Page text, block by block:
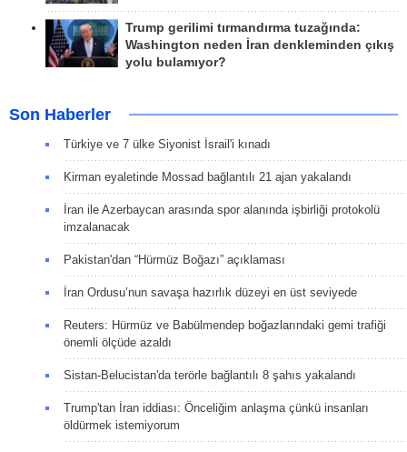
Trump gerilimi tırmandırma tuzağında:
Washington neden İran denkleminden çıkış
yolu bulamıyor?
Son Haberler
Türkiye ve 7 ülke Siyonist İsrail'i kınadı
Kirman eyaletinde Mossad bağlantılı 21 ajan yakalandı
İran ile Azerbaycan arasında spor alanında işbirliği protokolü
imzalanacak
Pakistan'dan “Hürmüz Boğazı” açıklaması
İran Ordusu’nun savaşa hazırlık düzeyi en üst seviyede
Reuters: Hürmüz ve Babülmendep boğazlarındaki gemi trafiği
önemli ölçüde azaldı
Sistan-Belucistan'da terörle bağlantılı 8 şahıs yakalandı
Trump'tan İran iddiası: Önceliğim anlaşma çünkü insanları
öldürmek istemiyorum